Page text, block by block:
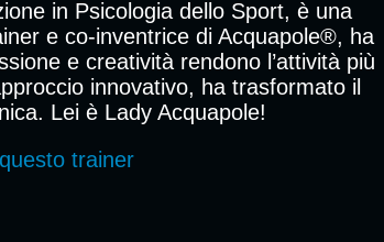
in Psicologia dello Sport, è una
e co-inventrice di Acquapole®, ha
e creatività rendono l’attività più
innovativo, ha trasformato il
Lei è Lady Acquapole!
trainer